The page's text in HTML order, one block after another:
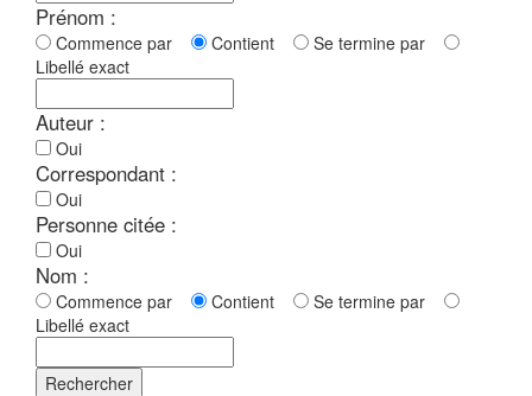
Prénom :
Commence par Contient
Se termine par
Libellé exact
Auteur :
Oui
Correspondant :
Oui
Personne citée :
Oui
Nom :
Commence par Contient
Se termine par
Libellé exact
Rechercher